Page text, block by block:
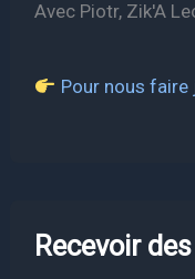
Avec Piotr, Zik'A
Pour nous faire
Recevoir